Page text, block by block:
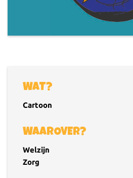
WAT?
Cartoon
WAAROVER?
Welzijn
Zorg